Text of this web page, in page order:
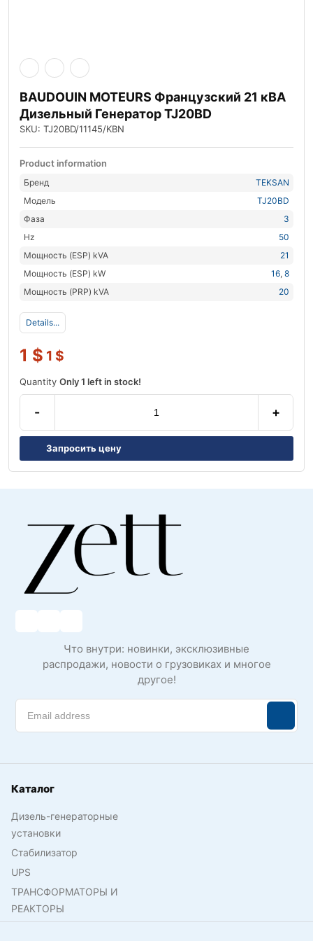
BAUDOUIN MOTEURS Французский 21 кВА
Дизельный Генератор TJ20BD
SKU: TJ20BD/11145/KBN
Product information
Бренд
TEKSAN
Модель
TJ20BD
Фаза
3
Hz
50
Мощность (ESP) kVA
21
Мощность (ESP) kW
16, 8
Мощность (PRP) kVA
20
Details...
1 $ 1 $
Quantity Only 1 left in stock!
- +
Запросить цену
Что внутри: новинки, эксклюзивные
распродажи, новости о грузовиках и многое
другое!
Каталог
Дизель-генераторные
установки
Стабилизатор
UPS
ТРАНСФОРМАТОРЫ И
РЕАКТОРЫ